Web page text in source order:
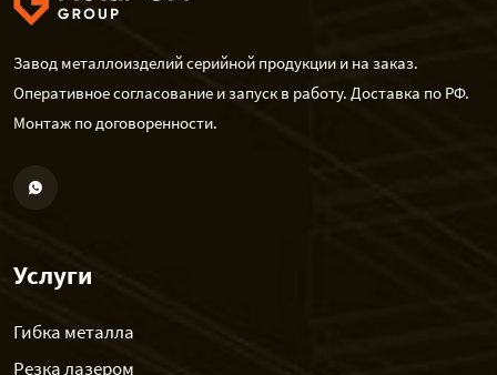
Завод металлоизделий серийной продукции и на заказ.
Оперативное согласование и запуск в работу. Доставка по РФ.
Монтаж по договоренности.
Услуги
Гибка металла
Резка лазером